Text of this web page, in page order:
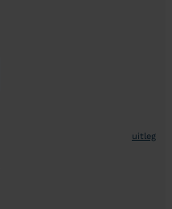
uitleg